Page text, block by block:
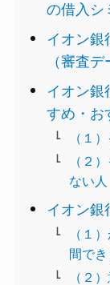
の借入シ
イオン銀
（審査デ
イオン銀
すめ・お
（１
（２
ない人
イオン銀
（１
間で
（２